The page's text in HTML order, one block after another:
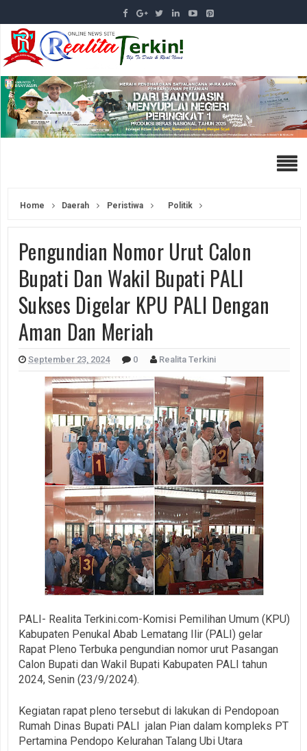
Home Daerah Peristiwa Politik
Pengundian Nomor Urut Calon
Bupati Dan Wakil Bupati PALI
Sukses Digelar KPU PALI Dengan
Aman Dan Meriah
September 23, 2024 0 Realita Terkini
PALI- Realita Terkini.com-Komisi Pemilihan Umum (KPU)
Kabupaten Penukal Abab Lematang Ilir (PALI) gelar
Rapat Pleno Terbuka pengundian nomor urut Pasangan
Calon Bupati dan Wakil Bupati Kabupaten PALI tahun
2024, Senin (23/9/2024).
Kegiatan rapat pleno tersebut di lakukan di Pendopoan
Rumah Dinas Bupati PALI jalan Pian dalam kompleks PT
Pertamina Pendopo Kelurahan Talang Ubi Utara